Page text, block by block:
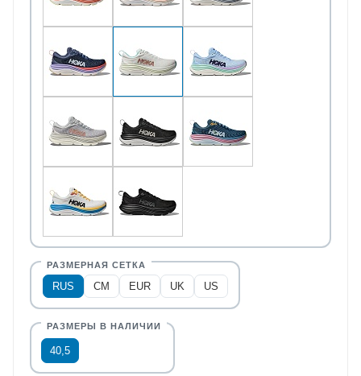
RUS CM EUR UK US
40,5